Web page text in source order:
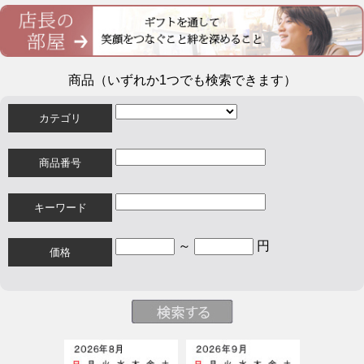
商品（いずれか1つでも検索できます）
カテゴリ
商品番号
キーワード
価格 ～ 円